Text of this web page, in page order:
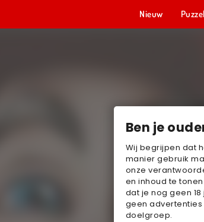
Ben je
Wij begrijpen dat
manier gebruik
onze
en inhoud te
dat je nog geen
geen
doelgroep.
Nieuw Puzzel